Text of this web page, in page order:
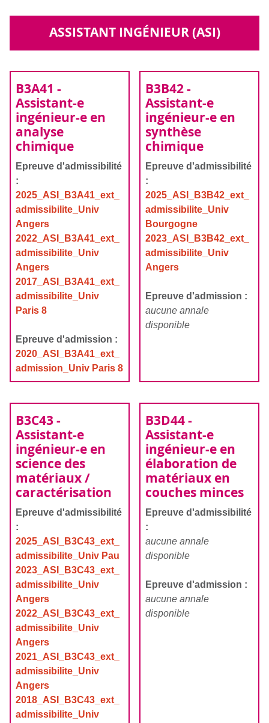
ASSISTANT INGÉNIEUR (ASI)
B3A41 -
Assistant-e
ingénieur-e en
analyse
chimique
Epreuve d'admissibilité
:
2025_ASI_B3A41_ext_
admissibilite_Univ
Angers
2022_ASI_B3A41_ext_
admissibilite_Univ
Angers
2017_ASI_B3A41_ext_
admissibilite_Univ
Paris 8
Epreuve d'admission :
2020_ASI_B3A41_ext_
admission_Univ Paris 8
B3B42 -
Assistant-e
ingénieur-e en
synthèse
chimique
Epreuve d'admissibilité
:
2025_ASI_B3B42_ext_
admissibilite_Univ
Bourgogne
2023_ASI_B3B42_ext_
admissibilite_Univ
Angers
Epreuve d'admission :
aucune annale
disponible
B3C43 -
Assistant-e
ingénieur-e en
science des
matériaux /
caractérisation
Epreuve d'admissibilité
:
2025_ASI_B3C43_ext_
admissibilite_Univ Pau
2023_ASI_B3C43_ext_
admissibilite_Univ
Angers
2022_ASI_B3C43_ext_
admissibilite_Univ
Angers
2021_ASI_B3C43_ext_
admissibilite_Univ
Angers
2018_ASI_B3C43_ext_
admissibilite_Univ
B3D44 -
Assistant-e
ingénieur-e en
élaboration de
matériaux en
couches minces
Epreuve d'admissibilité
:
aucune annale
disponible
Epreuve d'admission :
aucune annale
disponible